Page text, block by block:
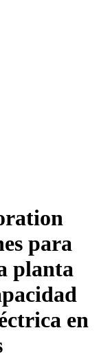
para
planta
en